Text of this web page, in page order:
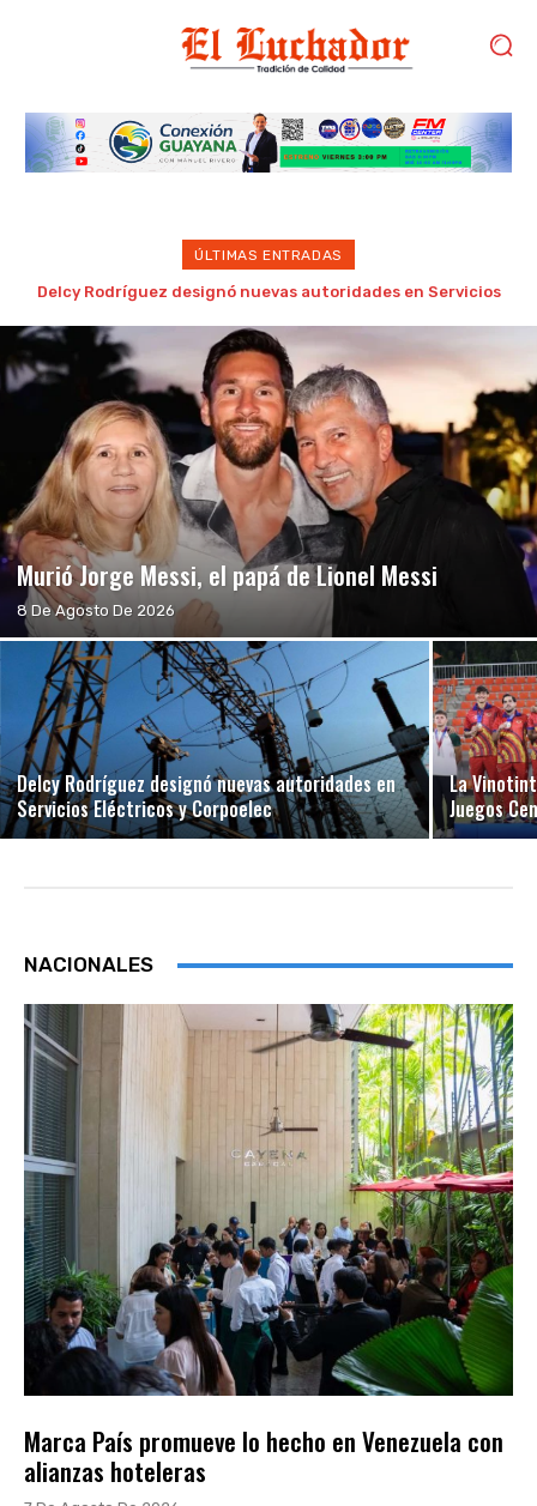
ÚLTIMAS ENTRADAS
Adolescente mata a sus abuelos y cinco personas en un
Murió Jorge Messi, el papá de Lionel Messi
8 De Agosto De 2026
Delcy Rodríguez designó nuevas autoridades en
Servicios Eléctricos y Corpoelec
La
Juegos
NACIONALES
Marca País promueve lo hecho en Venezuela con
alianzas hoteleras